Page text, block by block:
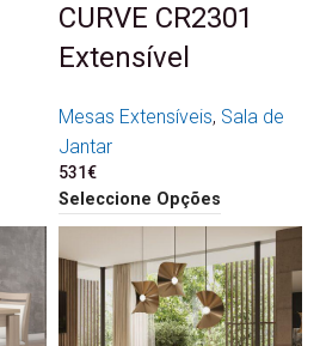
CURVE CR2301
Extensível
Mesas Extensíveis, Sala de
Jantar
531€
Seleccione Opções